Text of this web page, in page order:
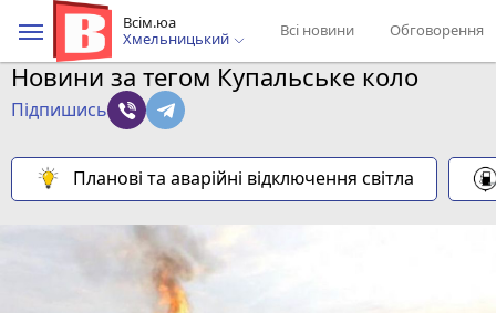
Всім.юа
Хмельницький
Всі новини Обговорення
Новини за тегом Купальське коло
Підпишись
Планові та аварійні відключення світла